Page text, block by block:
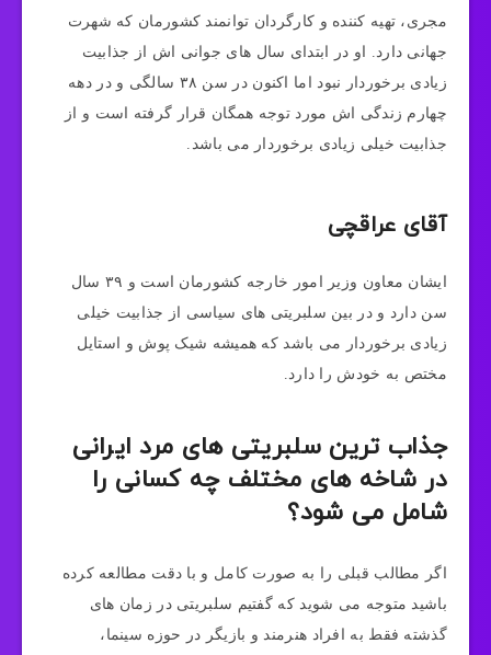
مجری، تهیه کننده و کارگردان توانمند کشورمان که شهرت
جهانی دارد. او در ابتدای سال های جوانی اش از جذابیت
زیادی برخوردار نبود اما اکنون در سن ۳۸ سالگی و در دهه
چهارم زندگی اش مورد توجه همگان قرار گرفته است و از
جذابیت خیلی زیادی برخوردار می باشد.
آقای عراقچی
ایشان معاون وزیر امور خارجه کشورمان است و ۳۹ سال
سن دارد و در بین سلبریتی های سیاسی از جذابیت خیلی
زیادی برخوردار می باشد که همیشه شیک پوش و استایل
مختص به خودش را دارد.
جذاب ترین سلبریتی های مرد ایرانی
در شاخه های مختلف چه کسانی را
شامل می شود؟
اگر مطالب قبلی را به صورت کامل و با دقت مطالعه کرده
باشید متوجه می شوید که گفتیم سلبریتی در زمان‌ های
گذشته فقط به افراد هنرمند و بازیگر در حوزه سینما،